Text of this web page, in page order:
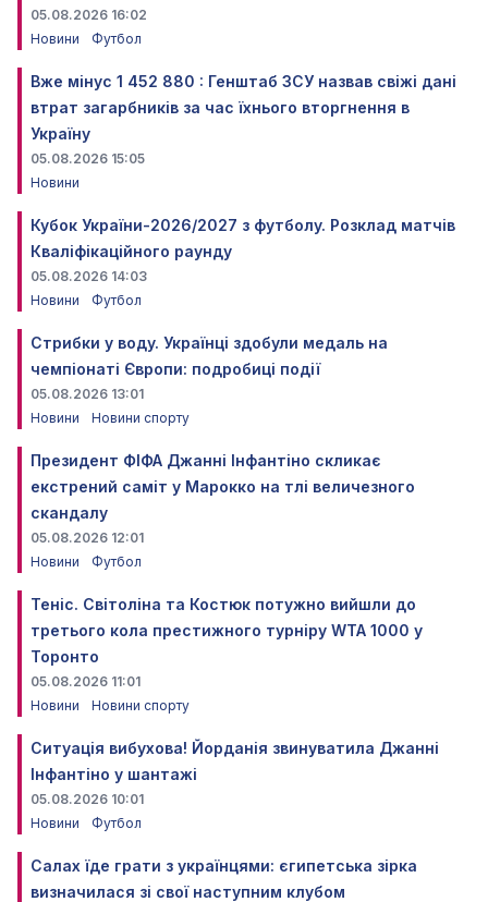
05.08.2026 16:02
Новини
Футбол
Вже мінус 1 452 880 : Генштаб ЗСУ назвав свіжі дані
втрат загарбників за час їхнього вторгнення в
Україну
05.08.2026 15:05
Новини
Кубок України-2026/2027 з футболу. Розклад матчів
Кваліфікаційного раунду
05.08.2026 14:03
Новини
Футбол
Стрибки у воду. Українці здобули медаль на
чемпіонаті Європи: подробиці події
05.08.2026 13:01
Новини
Новини спорту
Президент ФІФА Джанні Інфантіно скликає
екстрений саміт у Марокко на тлі величезного
скандалу
05.08.2026 12:01
Новини
Футбол
Теніс. Світоліна та Костюк потужно вийшли до
третього кола престижного турніру WTA 1000 у
Торонто
05.08.2026 11:01
Новини
Новини спорту
Ситуація вибухова! Йорданія звинуватила Джанні
Інфантіно у шантажі
05.08.2026 10:01
Новини
Футбол
Салах їде грати з українцями: єгипетська зірка
визначилася зі свої наступним клубом